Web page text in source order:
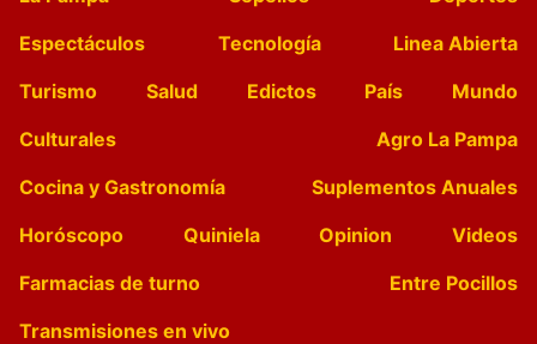
Espectáculos
Tecnología
Linea Abierta
Turismo
Salud Edictos País
Mundo
Culturales
Agro La Pampa
Cocina y Gastronomía
Suplementos Anuales
Horóscopo
Quiniela Opinion
Videos
Farmacias de turno
Entre Pocillos
Transmisiones en vivo